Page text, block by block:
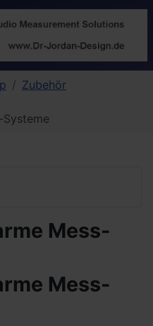
Zubehör
Mess-
Mess-